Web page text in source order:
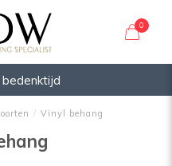
0
/ Vinyl behang